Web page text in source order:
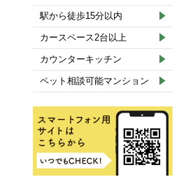
駅から徒歩15分以内
カースペース2台以上
カウンターキッチン
ペット相談可能マンション